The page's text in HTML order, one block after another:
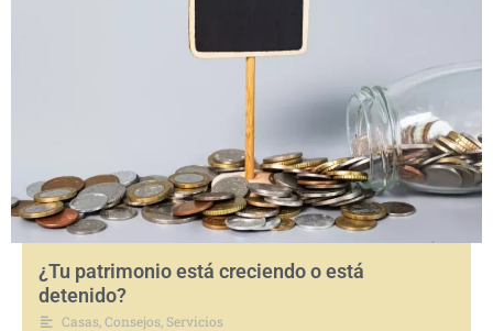
¿Tu patrimonio está creciendo o está
detenido?
Casas Consejos Servicios